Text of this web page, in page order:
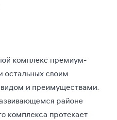
комплекс премиум-
остальных своим
и преимуществами.
районе
комплекса протекает